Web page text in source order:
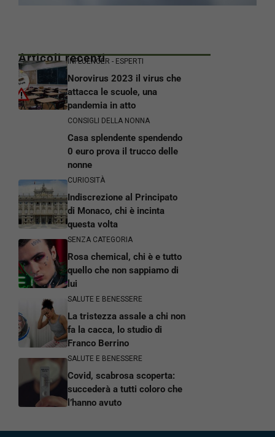
Articoli recentiINFLUENCER - ESPERTI
Norovirus 2023 il virus che
attacca le scuole, una
pandemia in atto
CONSIGLI DELLA NONNA
Casa splendente spendendo
0 euro prova il trucco delle
nonne
CURIOSITÀ
Indiscrezione al Principato
di Monaco, chi è incinta
questa volta
SENZA CATEGORIA
Rosa chemical, chi è e tutto
quello che non sappiamo di
lui
SALUTE E BENESSERE
La tristezza assale a chi non
fa la cacca, lo studio di
Franco Berrino
SALUTE E BENESSERE
Covid, scabrosa scoperta:
succederà a tutti coloro che
l’hanno avuto